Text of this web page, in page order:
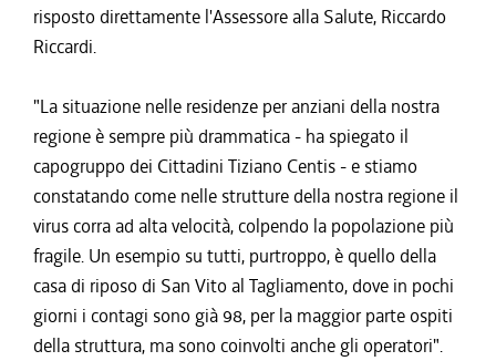
risposto direttamente l'Assessore alla Salute, Riccardo
Riccardi.
"La situazione nelle residenze per anziani della nostra
regione è sempre più drammatica - ha spiegato il
capogruppo dei Cittadini Tiziano Centis - e stiamo
constatando come nelle strutture della nostra regione il
virus corra ad alta velocità, colpendo la popolazione più
fragile. Un esempio su tutti, purtroppo, è quello della
casa di riposo di San Vito al Tagliamento, dove in pochi
giorni i contagi sono già 98, per la maggior parte ospiti
della struttura, ma sono coinvolti anche gli operatori".